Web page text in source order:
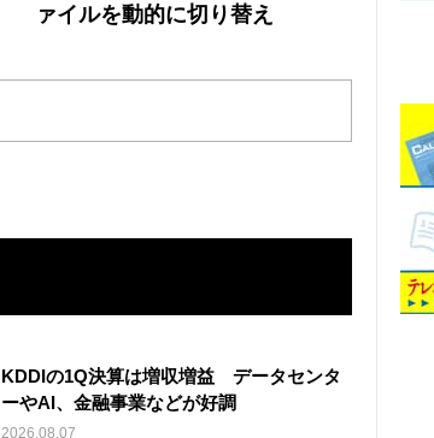
ァイルを動的に切り替え
KDDIの1Q決算は増収増益 データセンタ
ーやAI、金融事業などが好調
2026.08.07